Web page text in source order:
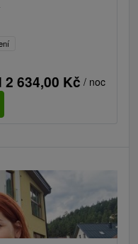
2 634,00 Kč / noc